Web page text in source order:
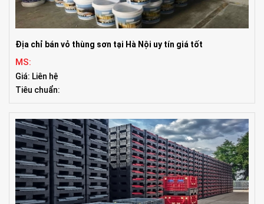
Địa chỉ bán vỏ thùng sơn tại Hà Nội uy tín giá tốt
MS:
Giá: Liên hệ
Tiêu chuẩn: